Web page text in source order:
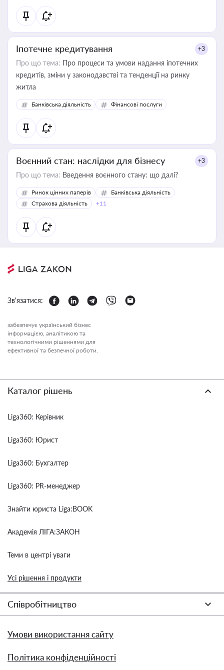
Іпотечне кредитування +3
Про що тема: Про процеси та умови надання іпотечних
кредитів, зміни у законодавстві та тенденції на ринку
житла
Банківська діяльність Фінансові послуги
Воєнний стан: наслідки для бізнесу +3
Про що тема: Введення воєнного стану: що далі?
Ринок цінних паперів
Банківська діяльність
Страхова діяльність
+11
Зв'язатися:
забезпечує український бізнес
інформацією, аналітикою та
технологічними рішеннями для
ефективної та безпечної роботи.
Каталог рішень
Liga360: Керівник
Liga360: Юрист
Liga360: Бухгалтер
Liga360: PR-менеджер
Знайти юриста Liga:BOOK
Академія ЛІГА:ЗАКОН
Теми в центрі уваги
Усі рішення і продукти
Співробітництво
Умови використання сайту
Політика конфіденційності